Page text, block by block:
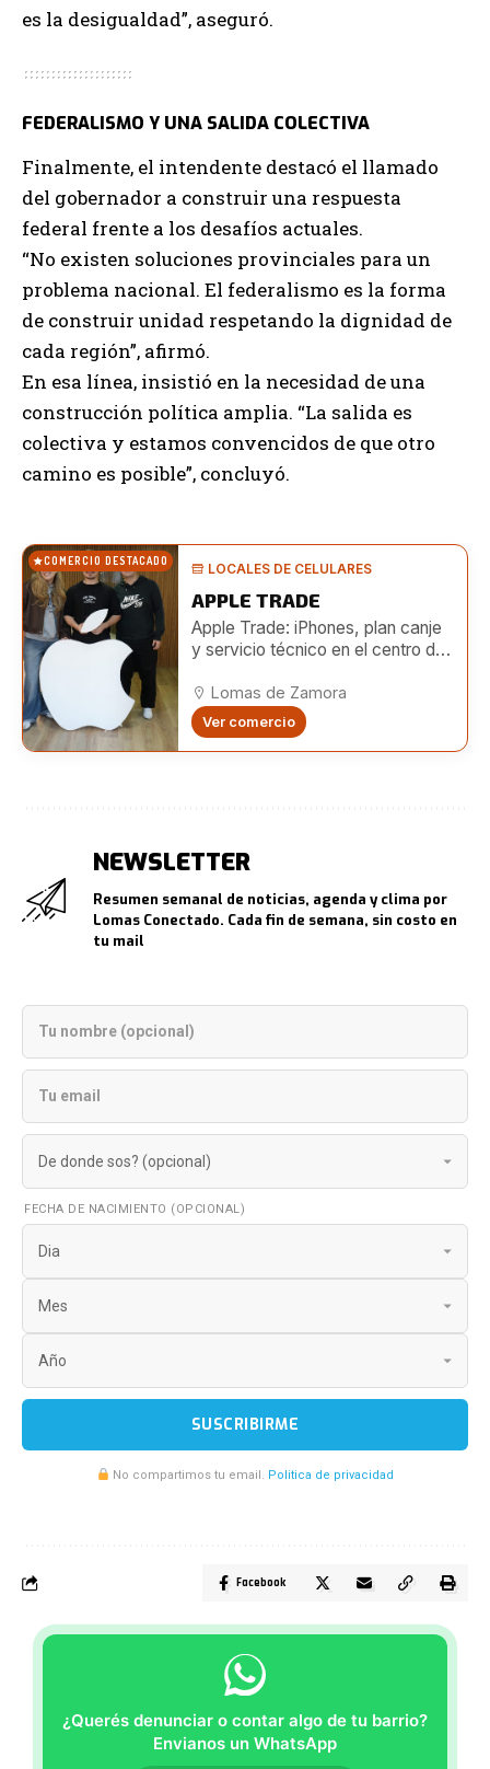
es la desigualdad”, aseguró.
FEDERALISMO Y UNA SALIDA COLECTIVA
Finalmente, el intendente destacó el llamado
del gobernador a construir una respuesta
federal frente a los desafíos actuales.
“No existen soluciones provinciales para un
problema nacional. El federalismo es la forma
de construir unidad respetando la dignidad de
cada región”, afirmó.
En esa línea, insistió en la necesidad de una
construcción política amplia. “La salida es
colectiva y estamos convencidos de que otro
camino es posible”, concluyó.
COMERCIO DESTACADO LOCALES DE CELULARES
APPLE TRADE
Apple Trade: iPhones, plan canje
y servicio técnico en el centro de
Lomas de Zamora
Ver comercio
NEWSLETTER
Resumen semanal de noticias, agenda y clima por
Lomas Conectado. Cada fin de semana, sin costo en
tu mail
FECHA DE NACIMIENTO (OPCIONAL)
SUSCRIBIRME
No compartimos tu email. Politica de privacidad
Facebook
¿Querés denunciar o contar algo de tu barrio?
Envianos un WhatsApp